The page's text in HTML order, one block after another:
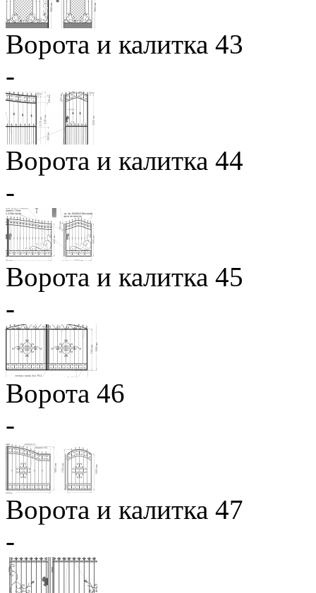
Ворота и калитка 43
-
Ворота и калитка 44
-
Ворота и калитка 45
-
Ворота 46
-
Ворота и калитка 47
-